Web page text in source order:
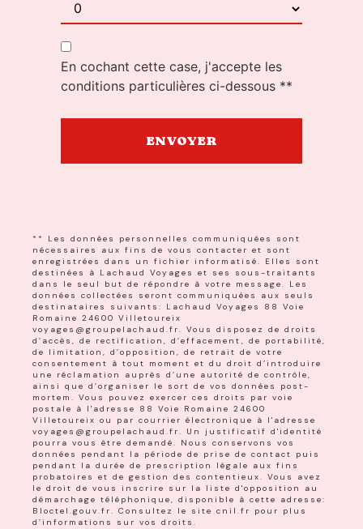
En cochant cette case, j'accepte les
conditions particulières ci-dessous **
ENVOYER
** Les données personnelles communiquées sont
nécessaires aux fins de vous contacter et sont
enregistrées dans un fichier informatisé. Elles sont
destinées à Lachaud Voyages et ses sous-traitants
dans le seul but de répondre à votre message. Les
données collectées seront communiquées aux seuls
destinataires suivants: Lachaud Voyages 88 Voie
Romaine 24600 Villetoureix
voyages@groupelachaud.fr. Vous disposez de droits
d’accès, de rectification, d’effacement, de portabilité,
de limitation, d’opposition, de retrait de votre
consentement à tout moment et du droit d’introduire
une réclamation auprès d’une autorité de contrôle,
ainsi que d’organiser le sort de vos données post-
mortem. Vous pouvez exercer ces droits par voie
postale à l'adresse 88 Voie Romaine 24600
Villetoureix ou par courrier électronique à l'adresse
voyages@groupelachaud.fr. Un justificatif d'identité
pourra vous être demandé. Nous conservons vos
données pendant la période de prise de contact puis
pendant la durée de prescription légale aux fins
probatoires et de gestion des contentieux. Vous avez
le droit de vous inscrire sur la liste d'opposition au
démarchage téléphonique, disponible à cette adresse:
Bloctel.gouv.fr. Consultez le site cnil.fr pour plus
d’informations sur vos droits.